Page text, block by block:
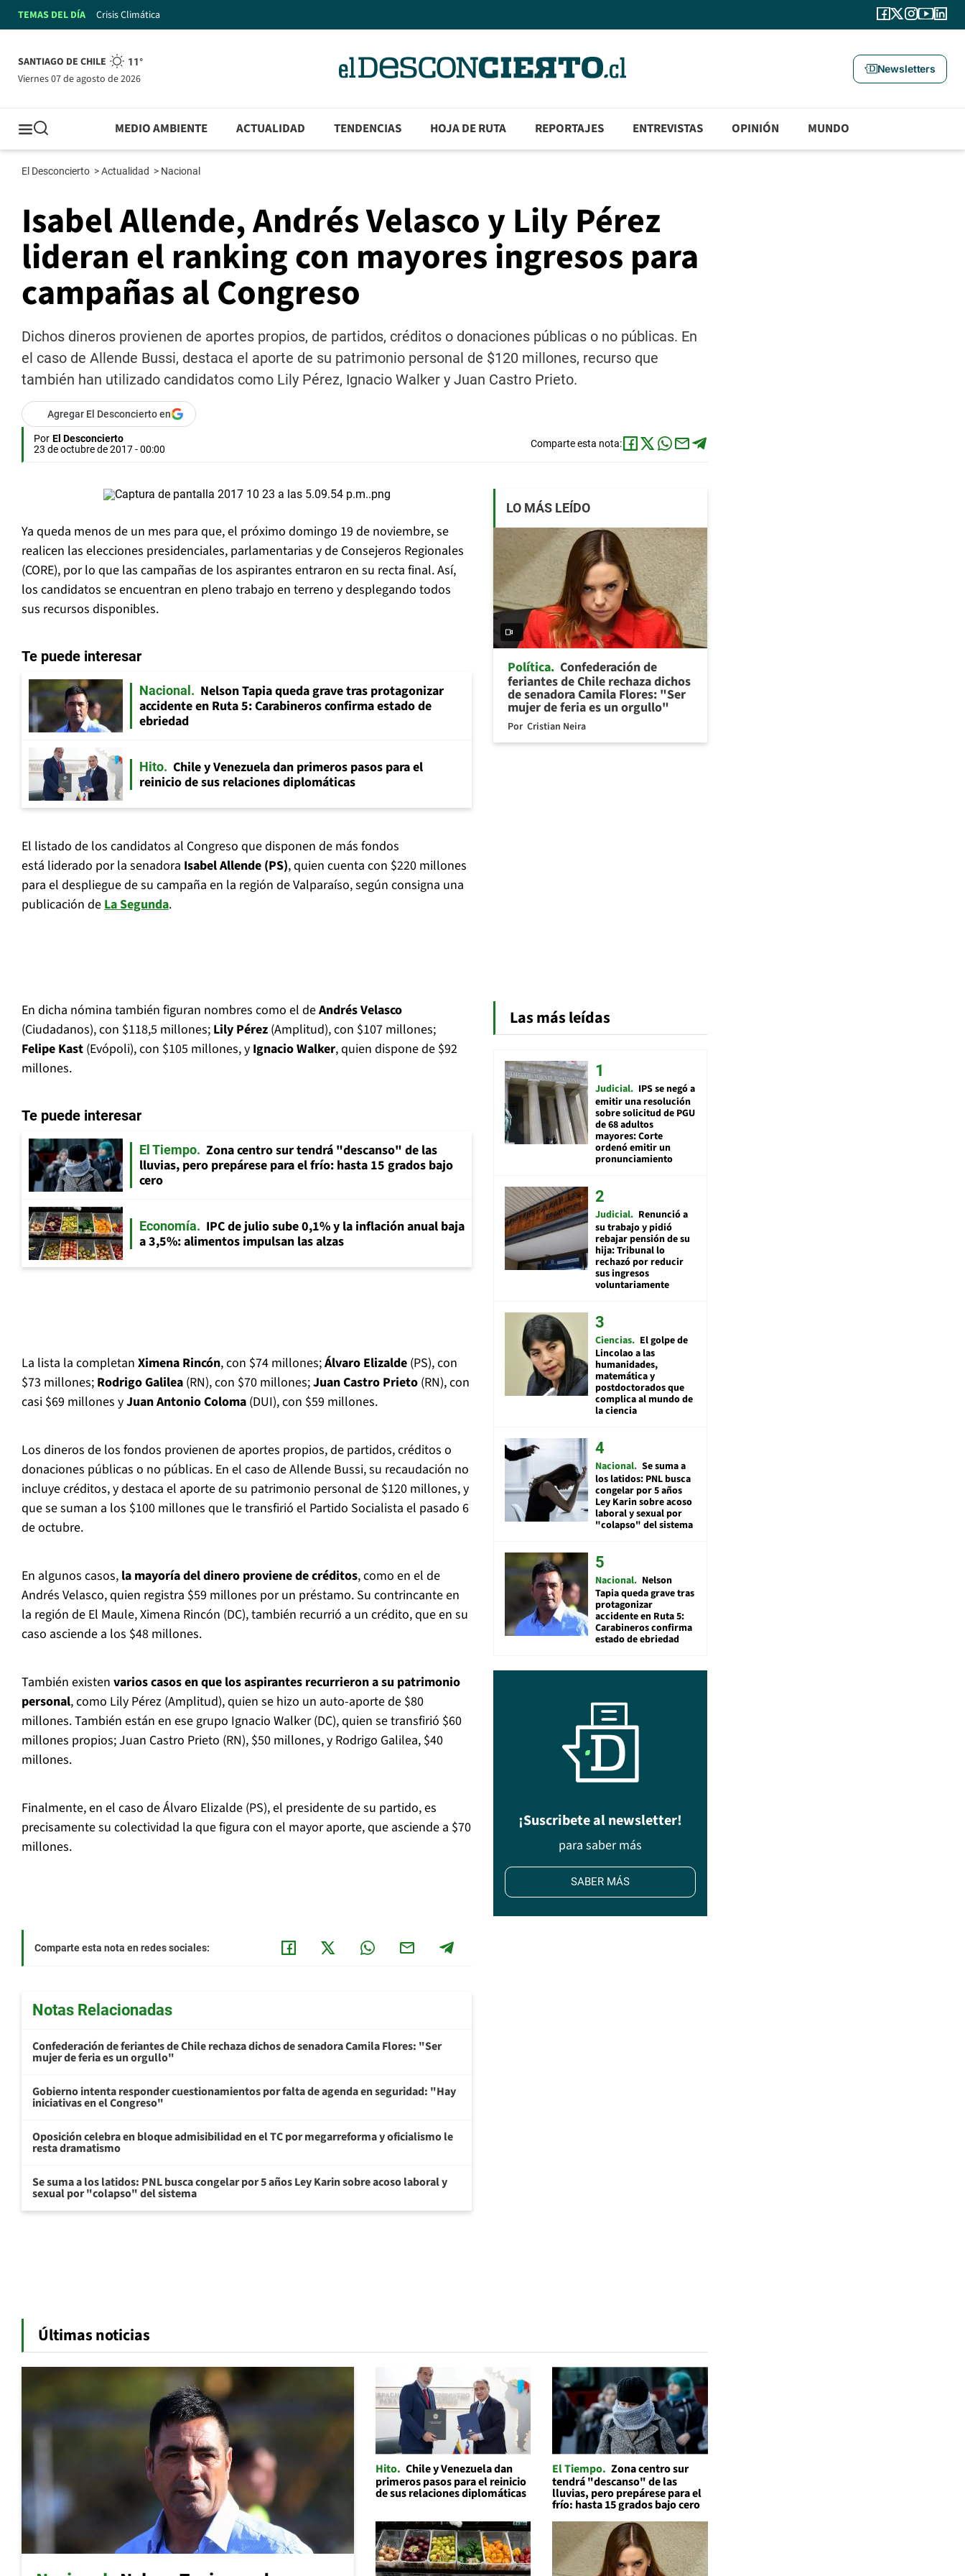
TEMAS DEL DÍA Crisis Climática
SANTIAGO DE CHILE 11°
viernes 07 de agosto de 2026
Newsletters
MEDIO AMBIENTE ACTUALIDAD TENDENCIAS HOJA DE RUTA REPORTAJES ENTREVISTAS OPINIÓN MUNDO
El Desconcierto >Actualidad > Nacional
Isabel Allende, Andrés Velasco y Lily Pérez
lideran el ranking con mayores ingresos para
campañas al Congreso
Dichos dineros provienen de aportes propios, de partidos, créditos o donaciones públicas o no públicas. En
el caso de Allende Bussi, destaca el aporte de su patrimonio personal de $120 millones, recurso que
también han utilizado candidatos como Lily Pérez, Ignacio Walker y Juan Castro Prieto.
Agregar El Desconcierto en
Por El Desconcierto
23 de octubre de 2017 - 00:00
Comparte esta nota:
Ya queda menos de un mes para que, el próximo domingo 19 de noviembre, se
realicen las elecciones presidenciales, parlamentarias y de Consejeros Regionales
(CORE), por lo que las campañas de los aspirantes entraron en su recta final. Así,
los candidatos se encuentran en pleno trabajo en terreno y desplegando todos
sus recursos disponibles.
Te puede interesar
Nacional
Nelson Tapia queda grave tras protagonizar
accidente en Ruta 5: Carabineros confirma estado de
ebriedad
Hito
Chile y Venezuela dan primeros pasos para el
reinicio de sus relaciones diplomáticas
El listado de los candidatos al Congreso que disponen de más fondos
está liderado por la senadora Isabel Allende (PS), quien cuenta con $220 millones
para el despliegue de su campaña en la región de Valparaíso, según consigna una
publicación deLa Segunda.
En dicha nómina también figuran nombres como el deAndrés Velasco
(Ciudadanos), con $118,5 millones; Lily Pérez (Amplitud), con $107 millones;
Felipe Kast (Evópoli), con $105 millones, y Ignacio Walker, quien dispone de $92
millones.
Te puede interesar
El Tiempo
Zona centro sur tendrá "descanso" de las
lluvias, pero prepárese para el frío: hasta 15 grados bajo
cero
Economía
IPC de julio sube 0,1% y la inflación anual baja
a 3,5%: alimentos impulsan las alzas
La lista la completan Ximena Rincón, con $74 millones;Álvaro Elizalde (PS), con
$73 millones; Rodrigo Galilea (RN), con $70 millones;Juan Castro Prieto (RN), con
casi $69 millones yJuan Antonio Coloma (DUI), con $59 millones.
Los dineros de los fondos provienen de aportes propios, de partidos, créditos o
donaciones públicas o no públicas. En el caso de Allende Bussi, su recaudación no
incluye créditos, y destaca el aporte de su patrimonio personal de $120 millones, y
que se suman a los $100 millones que le transfirió el Partido Socialista el pasado 6
de octubre.
En algunos casos, la mayoría del dinero proviene de créditos, como en el de
Andrés Velasco, quien registra $59 millones por un préstamo. Su contrincante en
la región de El Maule, Ximena Rincón (DC), también recurrió a un crédito, que en su
caso asciende a los $48 millones.
También existen varios casos en que los aspirantes recurrieron a su patrimonio
personal, como Lily Pérez (Amplitud), quien se hizo un auto-aporte de $80
millones. También están en ese grupo Ignacio Walker (DC), quien se transfirió $60
millones propios; Juan Castro Prieto (RN), $50 millones, y Rodrigo Galilea, $40
millones.
Finalmente, en el caso de Álvaro Elizalde (PS), el presidente de su partido, es
precisamente su colectividad la que figura con el mayor aporte, que asciende a $70
millones.
Comparte esta nota en redes sociales:
Notas Relacionadas
Confederación de feriantes de Chile rechaza dichos de senadora Camila Flores: "Ser
mujer de feria es un orgullo"
Gobierno intenta responder cuestionamientos por falta de agenda en seguridad: "Hay
iniciativas en el Congreso"
Oposición celebra en bloque admisibilidad en el TC por megarreforma y oficialismo le
resta dramatismo
Se suma a los latidos: PNL busca congelar por 5 años Ley Karin sobre acoso laboral y
sexual por "colapso" del sistema
LO MÁS LEÍDO
Política Confederación de
feriantes de Chile rechaza dichos
de senadora Camila Flores: "Ser
mujer de feria es un orgullo"
Por Cristian Neira
Las más leídas
Judicial IPS se negó a
emitir una resolución
sobre solicitud de PGU
de 68 adultos
mayores: Corte
ordenó emitir un
pronunciamiento
Judicial Renunció a
su trabajo y pidió
rebajar pensión de su
hija: Tribunal lo
rechazó por reducir
sus ingresos
voluntariamente
Ciencias El golpe de
Lincolao a las
humanidades,
matemática y
postdoctorados que
complica al mundo de
la ciencia
Nacional Se suma a
los latidos: PNL busca
congelar por 5 años
Ley Karin sobre acoso
laboral y sexual por
"colapso" del sistema
Nacional Nelson
Tapia queda grave tras
protagonizar
accidente en Ruta 5:
Carabineros confirma
estado de ebriedad
¡Suscribete al newsletter!
para saber más
SABER MÁS
Últimas noticias
Hito Chile y Venezuela dan
primeros pasos para el reinicio
de sus relaciones diplomáticas
El Tiempo Zona centro sur
tendrá "descanso" de las
lluvias, pero prepárese para el
frío: hasta 15 grados bajo cero